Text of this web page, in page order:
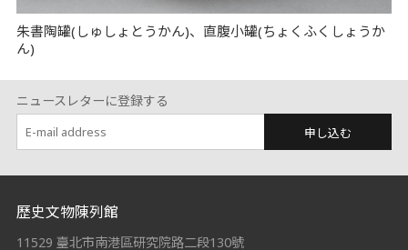
朱書陶罐(しゅしょとうかん)、直腹小罐(ちょくふくしょうか
ん)
ニュースレターに登録する
申し込む
:::
歷史文物陳列館
11529 臺北市南港區研究院路二段130號